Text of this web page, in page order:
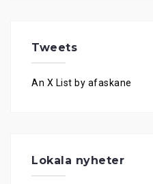
Tweets
An X List by afaskane
Lokala nyheter